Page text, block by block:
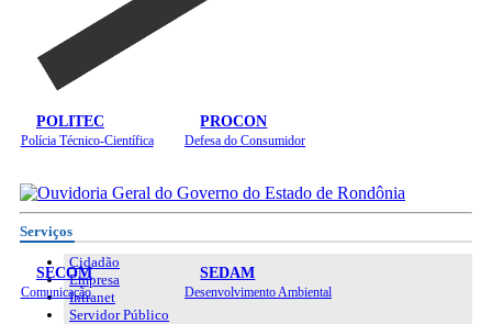
POLITEC
Polícia Técnico-Científica
PROCON
Defesa do Consumidor
SECOM
Comunicação
SEDAM
Desenvolvimento Ambiental
Serviços
Cidadão
Empresa
Intranet
Servidor Público